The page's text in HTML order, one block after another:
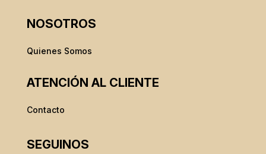
NOSOTROS
Quienes Somos
ATENCIÓN AL CLIENTE
Contacto
SEGUINOS